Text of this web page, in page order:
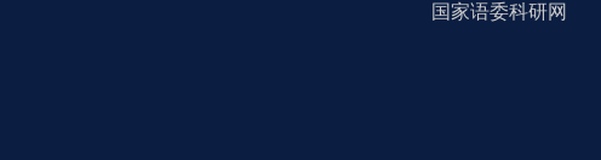
国家语委科研网